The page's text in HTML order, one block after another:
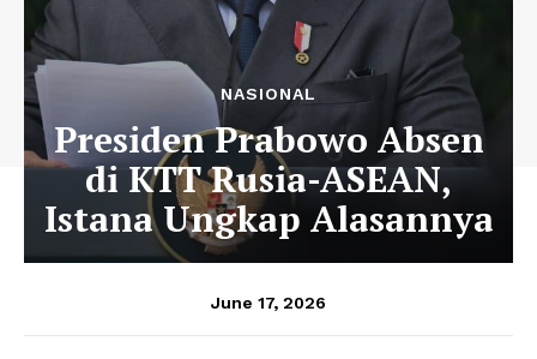
NASIONAL
Presiden Prabowo Absen
di KTT Rusia-ASEAN,
Istana Ungkap Alasannya
June 17, 2026